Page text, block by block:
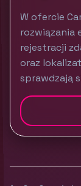
W ofercie
rozwiązania
rejestracji
oraz
sprawdzają